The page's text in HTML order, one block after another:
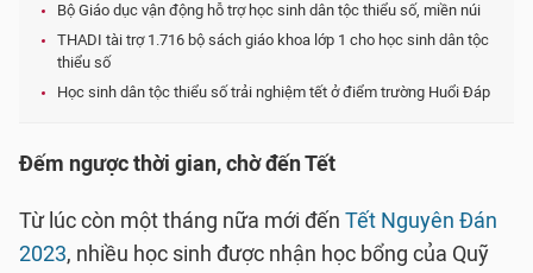
Bộ Giáo dục vận động hỗ trợ học sinh dân tộc thiểu số, miền núi
THADI tài trợ 1.716 bộ sách giáo khoa lớp 1 cho học sinh dân tộc
thiểu số
Học sinh dân tộc thiểu số trải nghiệm tết ở điểm trường Huổi Đáp
Đếm ngược thời gian, chờ đến Tết
Từ lúc còn một tháng nữa mới đến Tết Nguyên Đán
2023, nhiều học sinh được nhận học bổng của Quỹ